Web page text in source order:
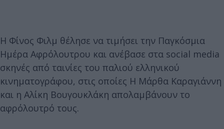
Η Φίνος Φιλμ θέλησε να τιμήσει την Παγκόσμια
Ημέρα Αφρόλουτρου και ανέβασε στα social media
σκηνές από ταινίες του παλιού ελληνικού
κινηματογράφου, στις οποίες Η Μάρθα Καραγιάννη
και η Αλίκη Βουγουκλάκη απολαμβάνουν το
αφρόλουτρό τους.